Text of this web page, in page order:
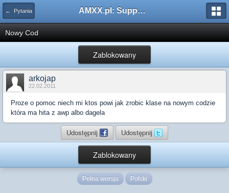
← Pytania AMXX.pl: Support AMX Mod X i SourceMod
Nowy Cod
Zablokowany
arkojap
22.02.2011
Proze o pomoc niech mi ktos powi jak zrobic klase na nowym codzie
która ma hita z awp albo dagela
Udostępnij Udostępnij
Zablokowany
Pełna wersja Polski